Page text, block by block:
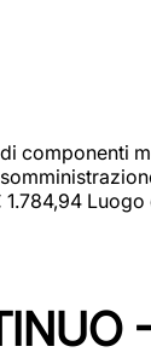
componenti